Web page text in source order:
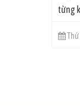
từng